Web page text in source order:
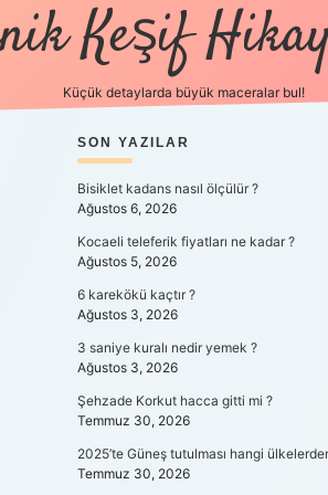
Keşif
Küçük detaylarda büyük maceralar bul!
SIDEBAR
SON YAZILAR
Bisiklet kadans nasıl ölçülür ?
Ağustos 6, 2026
Kocaeli teleferik fiyatları ne kadar ?
Ağustos 5, 2026
6 karekökü kaçtır ?
Ağustos 3, 2026
3 saniye kuralı nedir yemek ?
Ağustos 3, 2026
Şehzade Korkut hacca gitti mi ?
Temmuz 30, 2026
2025’te Güneş tutulması hangi
Temmuz 30, 2026